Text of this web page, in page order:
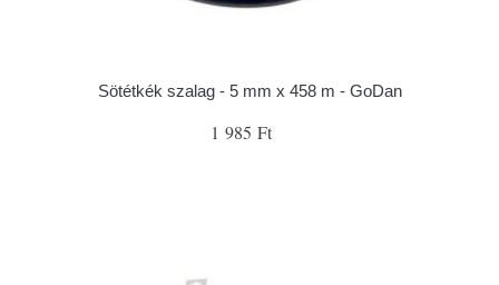
Sötétkék szalag - 5 mm x 458 m - GoDan
1 985 Ft